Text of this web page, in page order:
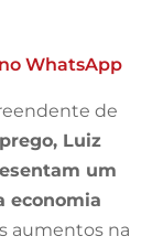
no WhatsApp
de
Luiz
um
economia
aumentos na